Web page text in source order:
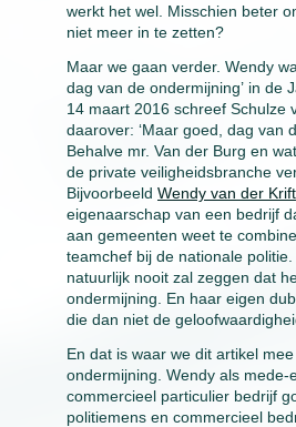
werkt het wel. Misschien beter
niet meer in te zetten?
Maar we gaan verder. Wendy
dag van de ondermijning’ in de
14 maart 2016 schreef Schulze
daarover: ‘Maar goed, dag van
Behalve mr. Van der Burg en
de private veiligheidsbranche
Bijvoorbeeld Wendy van der Krift
eigenaarschap van een bedrijf
aan gemeenten weet te
teamchef bij de nationale
natuurlijk nooit zal zeggen dat
ondermijning. En haar eigen
die dan niet de
En dat is waar we dit artikel
ondermijning. Wendy als mede-
commercieel particulier bedrijf
politiemens en commercieel